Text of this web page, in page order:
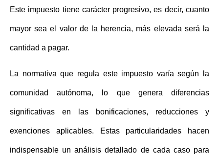
Este impuesto tiene carácter progresivo, es decir, cuanto
mayor sea el valor de la herencia, más elevada será la
cantidad a pagar.
La normativa que regula este impuesto varía según la
comunidad autónoma, lo que genera diferencias
significativas en las bonificaciones, reducciones y
exenciones aplicables. Estas particularidades hacen
indispensable un análisis detallado de cada caso para